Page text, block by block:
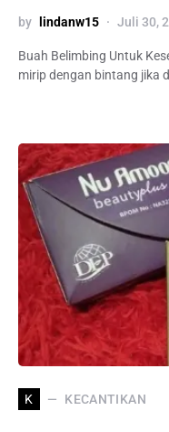
by lindanw15 Juli 30,
Buah Belimbing Untuk
mirip dengan bintang jika
K KECANTIKAN